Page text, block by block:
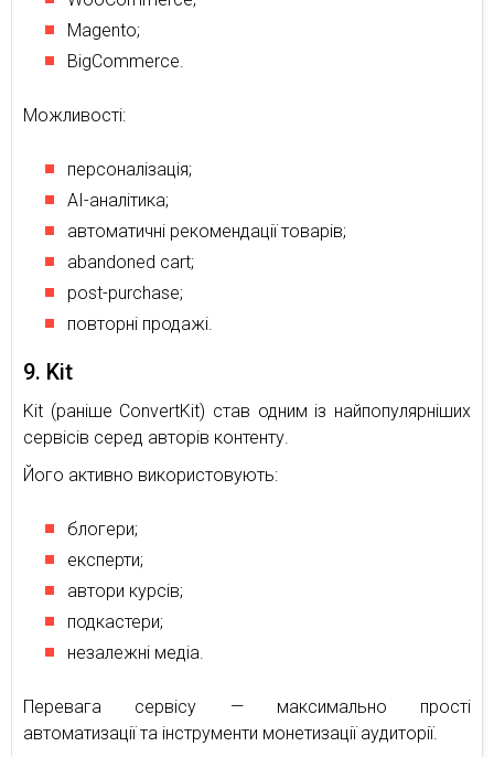
Magento;
BigCommerce.
Можливості:
персоналізація;
AI-аналітика;
автоматичні рекомендації товарів;
abandoned cart;
post-purchase;
повторні продажі.
9. Kit
Kit (раніше ConvertKit) став одним із найпопулярніших
сервісів серед авторів контенту.
Його активно використовують:
блогери;
експерти;
автори курсів;
подкастери;
незалежні медіа.
Перевага сервісу — максимально прості
автоматизації та інструменти монетизації аудиторії.